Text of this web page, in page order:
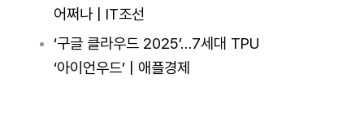
어쩌나 | IT조선
‘구글 클라우드 2025’…7세대 TPU
‘아이언우드’ | 애플경제